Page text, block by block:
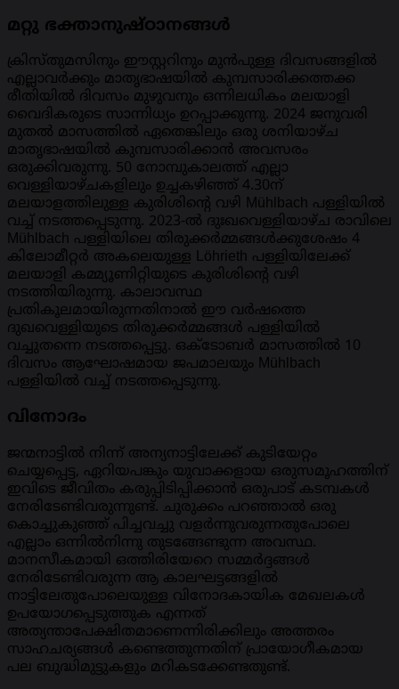
മറ്റു ഭക്താനുഷ്ഠാനങ്ങൾ
ക്രിസ്തുമസിനും ഈസ്റ്ററിനും മുൻപുള്ള ദിവസങ്ങളിൽ
എല്ലാവർക്കും മാതൃഭാഷയിൽ കുമ്പസാരിക്കത്തക്ക
രീതിയിൽ ദിവസം മുഴുവനും ഒന്നിലധികം മലയാളി
വൈദികരുടെ സാന്നിധ്യം ഉറപ്പാക്കുന്നു. 2024 ജനുവരി
മുതൽ മാസത്തിൽ ഏതെങ്കിലും ഒരു ശനിയാഴ്ച
മാതൃഭാഷയിൽ കുമ്പസാരിക്കാൻ അവസരം
ഒരുക്കിവരുന്നു. 50 നോമ്പുകാലത്ത് എല്ലാ
വെള്ളിയാഴ്ചകളിലും ഉച്ചകഴിഞ്ഞ് 4.30ന്
മലയാളത്തിലുള്ള കുരിശിന്റെ വഴി Mühlbach പള്ളിയിൽ
വച്ച് നടത്തപ്പെടുന്നു. 2023-ൽ ദുഃഖവെള്ളിയാഴ്ച രാവിലെ
Mühlbach പള്ളിയിലെ തിരുക്കർമ്മങ്ങൾക്കുശേഷം 4
കിലോമീറ്റർ അകലെയുള്ള Löhrieth പള്ളിയിലേക്ക്
മലയാളി കമ്മ്യൂണിറ്റിയുടെ കുരിശിന്റെ വഴി
നടത്തിയിരുന്നു. കാലാവസ്ഥ
പ്രതികൂലമായിരുന്നതിനാൽ ഈ വർഷത്തെ
ദുഖവെള്ളിയുടെ തിരുക്കർമ്മങ്ങൾ പള്ളിയിൽ
വച്ചുതന്നെ നടത്തപ്പെട്ടു. ഒക്ടോബർ മാസത്തിൽ 10
ദിവസം ആഘോഷമായ ജപമാലയും Mühlbach
പള്ളിയിൽ വച്ച് നടത്തപ്പെടുന്നു.
വിനോദം
ജന്മനാട്ടിൽ നിന്ന് അന്യനാട്ടിലേക്ക് കുടിയേറ്റം
ചെയ്യപ്പെട്ട, ഏറിയപങ്കും യുവാക്കളായ ഒരുസമൂഹത്തിന്
ഇവിടെ ജീവിതം കരുപ്പിടിപ്പിക്കാൻ ഒരുപാട് കടമ്പകൾ
നേരിടേണ്ടിവരുന്നുണ്ട്. ചുരുക്കം പറഞ്ഞാൽ ഒരു
കൊച്ചുകുഞ്ഞ് പിച്ചവച്ചു വളർന്നുവരുന്നതുപോലെ
എല്ലാം ഒന്നിൽനിന്നു തുടങ്ങേണ്ടുന്ന അവസ്ഥ.
മാനസീകമായി ഒത്തിരിയേറെ സമ്മർദ്ദങ്ങൾ
നേരിടേണ്ടിവരുന്ന ആ കാലഘട്ടങ്ങളിൽ
നാട്ടിലേതുപോലെയുള്ള വിനോദകായിക മേഖലകൾ
ഉപയോഗപ്പെടുത്തുക എന്നത്
അത്യന്താപേക്ഷിതമാണെന്നിരിക്കിലും അത്തരം
സാഹചര്യങ്ങൾ കണ്ടെത്തുന്നതിന് പ്രായോഗീകമായ
പല ബുദ്ധിമുട്ടുകളും മറികടക്കേണ്ടതുണ്ട്.